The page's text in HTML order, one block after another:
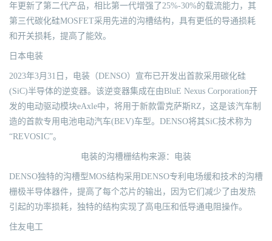
年更新了第二代产品，相比第一代增强了25%-30%的载流能力，其
第三代碳化硅MOSFET采用先进的沟槽结构，具有更低的导通损耗
和开关损耗，提高了能效。
日本电装
2023年3月31日，电装（DENSO）宣布已开发出首款采用碳化硅
(SiC)半导体的逆变器。该逆变器集成在由BluE Nexus Corporation开
发的电动驱动模块eAxle中，将用于新款雷克萨斯RZ，这是该汽车制
造的首款专用电池电动汽车(BEV)车型。DENSO将其SiC技术称为
“REVOSIC”。
电装的沟槽栅结构来源：电装
DENSO独特的沟槽型MOS结构采用DENSO专利电场缓和技术的沟槽
栅极半导体器件，提高了每个芯片的输出，因为它们减少了由发热
引起的功率损耗，独特的结构实现了高电压和低导通电阻操作。
住友电工